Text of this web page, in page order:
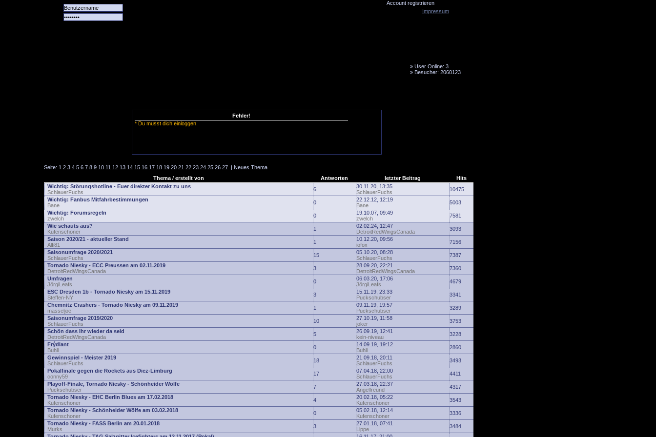
Account registrieren
» User Online: 3
» Besucher: 2060123
Fehler!
* Du musst dich einloggen.
Seite: 1 2 3 4 5 6 7 8 9 10 11 12 13 14 15 16 17 18 19 20 21 22 23 24 25 26 27 | Neues Thema
Thema / erstellt von
Antworten letzter Beitrag
Hits
Wichtig: Störungshotline - Euer direkter Kontakt zu uns
SchlauerFuchs
6
30.11.20, 13:35
SchlauerFuchs
10475
Wichtig: Fanbus Mitfahrbestimmungen
Bane
0
22.12.12, 12:19
Bane
5003
Wichtig: Forumsregeln
zwelch
0
19.10.07, 09:49
zwelch
7581
Wie schauts aus?
Kufenschoner
1
02.02.24, 12:47
DetroitRedWingsCanada
3093
Saison 2020/21 - aktueller Stand
Alfi81
1
10.12.20, 09:56
iofox
7156
Saisonumfrage 2020/2021
SchlauerFuchs
15
05.10.20, 08:28
SchlauerFuchs
7387
Tornado Niesky - ECC Preussen am 02.11.2019
DetroitRedWingsCanada
3
28.09.20, 22:21
DetroitRedWingsCanada
7360
Umfragen
JörgiLeafs
0
06.03.20, 17:06
JörgiLeafs
4679
ESC Dresden 1b - Tornado Niesky am 15.11.2019
Steffen-NY
3
15.11.19, 23:33
Puckschubser
3341
Chemnitz Crashers - Tornado Niesky am 09.11.2019
masseljoe
1
09.11.19, 19:57
Puckschubser
3289
Saisonumfrage 2019/2020
SchlauerFuchs
10
27.10.19, 11:58
joker
3753
Schön dass Ihr wieder da seid
DetroitRedWingsCanada
5
26.09.19, 12:41
kein-niveau
3228
Frýdlant
Buhli
0
14.09.19, 19:12
Buhli
2860
Gewinnspiel - Meister 2019
SchlauerFuchs
18
21.09.18, 20:11
SchlauerFuchs
3493
Pokalfinale gegen die Rockets aus Diez-Limburg
conny59
17
07.04.18, 22:00
SchlauerFuchs
4411
Playoff-Finale, Tornado Niesky - Schönheider Wölfe
Puckschubser
7
27.03.18, 22:37
Angelfreund
4317
Tornado Niesky - EHC Berlin Blues am 17.02.2018
Kufenschoner
4
20.02.18, 05:22
Kufenschoner
3543
Tornado Niesky - Schönheider Wölfe am 03.02.2018
Kufenschoner
0
05.02.18, 12:14
Kufenschoner
3336
Tornado Niesky - FASS Berlin am 20.01.2018
Murks
3
27.01.18, 07:41
Lippe
3484
Impressum